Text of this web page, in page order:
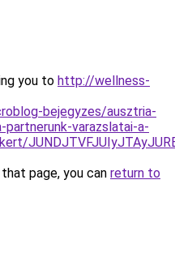
you to http://wellness-
bejegyzes/ausztria-
varazslatai-a-
page, you can return to